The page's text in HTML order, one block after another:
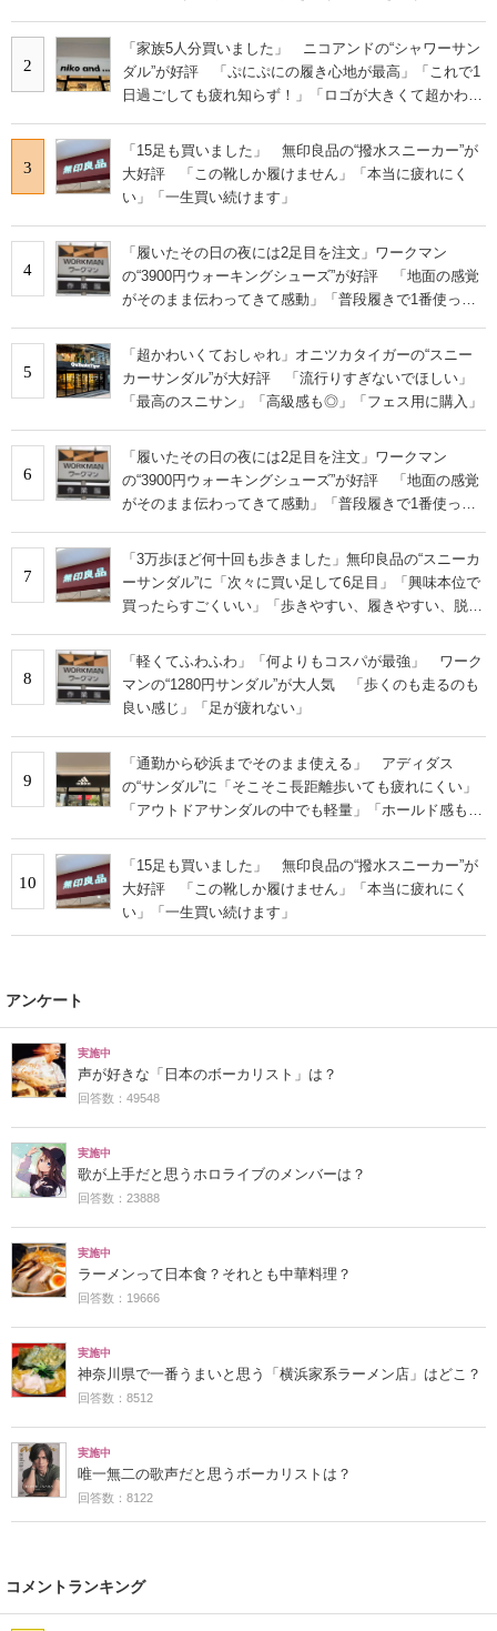
2
「家族5人分買いました」 ニコアンドの“シャワーサン
ダル”が好評 「ぷにぷにの履き心地が最高」「これで1
日過ごしても疲れ知らず！」「ロゴが大きくて超かわい
3
「15足も買いました」 無印良品の“撥水スニーカー”が
大好評 「この靴しか履けません」「本当に疲れにく
い」「一生買い続けます」
4
「履いたその日の夜には2足目を注文」ワークマン
の“3900円ウォーキングシューズ”が好評 「地面の感覚
がそのまま伝わってきて感動」「普段履きで1番使って
5
「超かわいくておしゃれ」オニツカタイガーの“スニー
カーサンダル”が大好評 「流行りすぎないでほしい」
「最高のスニサン」「高級感も◎」「フェス用に購入」
6
「履いたその日の夜には2足目を注文」ワークマン
の“3900円ウォーキングシューズ”が好評 「地面の感覚
がそのまま伝わってきて感動」「普段履きで1番使って
7
「3万歩ほど何十回も歩きました」無印良品の“スニーカ
ーサンダル”に「次々に買い足して6足目」「興味本位で
買ったらすごくいい」「歩きやすい、履きやすい、脱ぎ
8
「軽くてふわふわ」「何よりもコスパが最強」 ワーク
マンの“1280円サンダル”が大人気 「歩くのも走るのも
良い感じ」「足が疲れない」
9
「通勤から砂浜までそのまま使える」 アディダス
の“サンダル”に「そこそこ長距離歩いても疲れにくい」
「アウトドアサンダルの中でも軽量」「ホールド感もと
10
「15足も買いました」 無印良品の“撥水スニーカー”が
大好評 「この靴しか履けません」「本当に疲れにく
い」「一生買い続けます」
アンケート
実施中
声が好きな「日本のボーカリスト」は？
回答数：49548
実施中
歌が上手だと思うホロライブのメンバーは？
回答数：23888
実施中
ラーメンって日本食？それとも中華料理？
回答数：19666
実施中
神奈川県で一番うまいと思う「横浜家系ラーメン店」はどこ？
回答数：8512
実施中
唯一無二の歌声だと思うボーカリストは？
回答数：8122
コメントランキング